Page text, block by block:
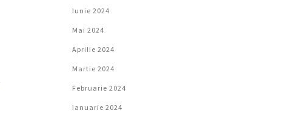
Iunie 2024
Mai 2024
Aprilie 2024
Martie 2024
Februarie 2024
Ianuarie 2024